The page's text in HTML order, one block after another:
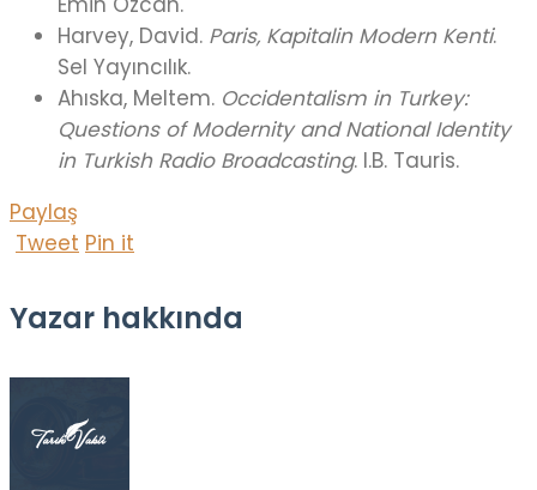
Harvey, David. Paris, Kapitalin Modern Kenti.
Sel Yayıncılık.
Ahıska, Meltem. Occidentalism in Turkey:
Questions of Modernity and National Identity
in Turkish Radio Broadcasting. I.B. Tauris.
Paylaş
Tweet Pin it
Yazar hakkında